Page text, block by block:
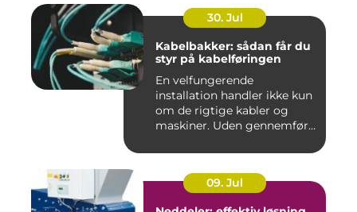
30. Jul
Kabelbakker: sådan får du
styr på kabelføringen
En velfungerende
installation handler ikke kun
om de rigtige kabler og
maskiner. Uden gennemført
09. Jul